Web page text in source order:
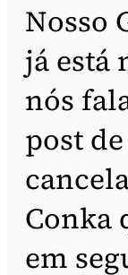
Nosso
já está
nós
post
Conka
em